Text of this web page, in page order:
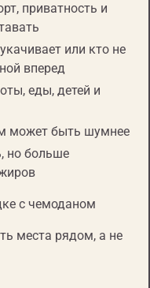
приватность и
или кто не
вперед
еды, детей и
может быть шумнее
но больше
с чемоданом
места рядом, а не